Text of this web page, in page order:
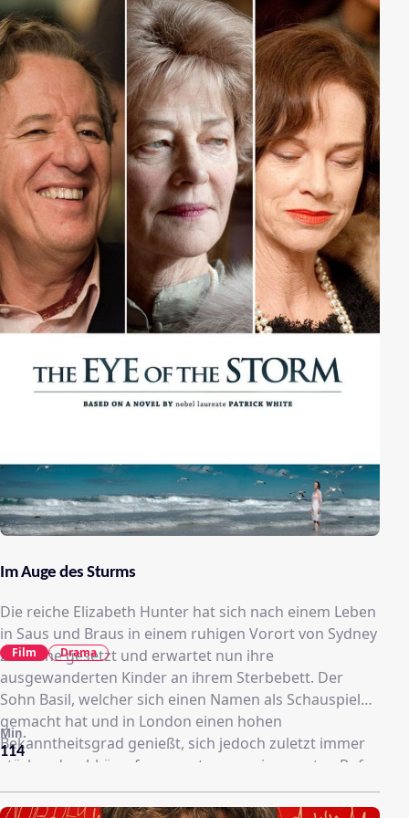
Im Auge des Sturms
Die reiche Elizabeth Hunter hat sich nach einem Leben
in Saus und Braus in einem ruhigen Vorort von Sydney
zur Ruhe gesetzt und erwartet nun ihre
ausgewanderten Kinder an ihrem Sterbebett. Der
Sohn Basil, welcher sich einen Namen als Schauspieler
gemacht hat und in London einen hohen
Bekanntheitsgrad genießt, sich jedoch zuletzt immer
stärker durchkämpfen musste, um seinen guten Ruf
aufrecht zu erhalten. Die Tochter Dorothy, welche vor
langer Zeit in den französischen Adel eingeheiratet
114
Min.
Film Drama